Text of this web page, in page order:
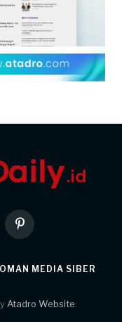
Pinterest
MEDIA SIBER
Atadro Website.